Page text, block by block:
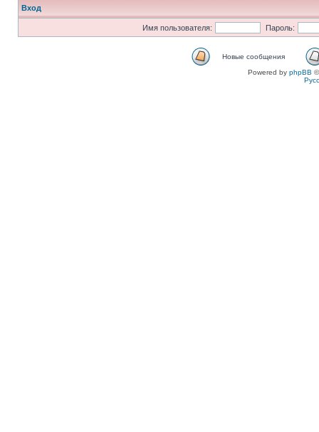
Вход
Имя пользователя: Пароль:
Новые сообщения
Powered by phpBB